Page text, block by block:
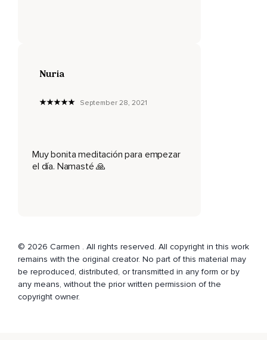
Nuria
September 28, 2021
Muy bonita meditación para empezar
el día. Namasté 🙏
© 2026 Carmen . All rights reserved. All copyright in this work
remains with the original creator. No part of this material may
be reproduced, distributed, or transmitted in any form or by
any means, without the prior written permission of the
copyright owner.